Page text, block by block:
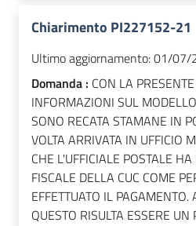
Chiarimento PI227152-21
Ultimo aggiornamento:01/07/
Domanda : CON LA
INFORMAZIONI SUL
SONO RECATA STAMANE IN
VOLTA ARRIVATA IN UFFICIO
CHE L'UFFICIALE POSTALE
FISCALE DELLA CUC COME
EFFETTUATO IL
QUESTO RISULTA ESSERE